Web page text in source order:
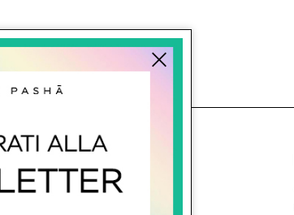
L'azienda